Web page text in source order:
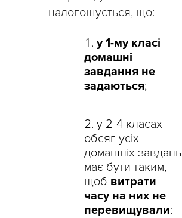
налогошується, що:
у 1-му класі
домашні
завдання не
задаються;
у 2-4 класах
обсяг усіх
домашніх завдань
має бути таким,
щоб витрати
часу на них не
перевищували: